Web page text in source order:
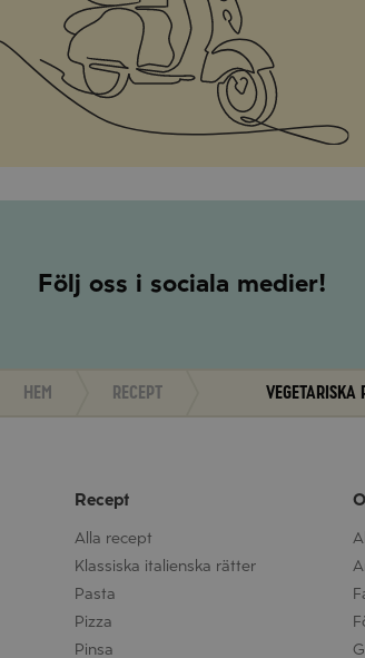
Följ oss i sociala medier!
Hem Recept Vegetariska
Recept
Alla recept
Klassiska italienska rätter
Pasta
Pizza
Pinsa